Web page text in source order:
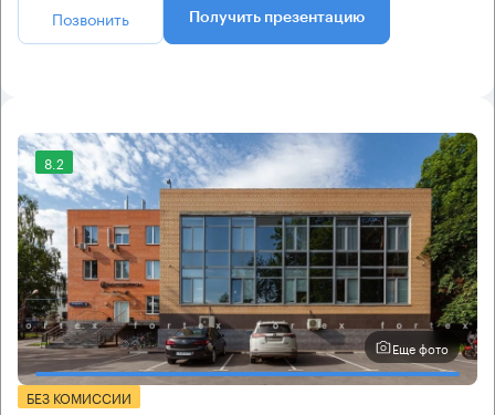
Позвонить Получить презентацию
8.2
Еще фото
БЕЗ КОМИССИИ